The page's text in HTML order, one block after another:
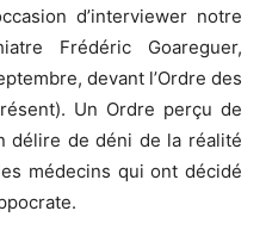
d’interviewer notre
Frédéric Goareguer,
devant l’Ordre des
Un Ordre perçu de
délire de déni de la réalité
médecins qui ont décidé